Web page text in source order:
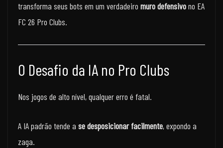
transforma seus bots em um verdadeiro muro defensivono EA
FC 26 Pro Clubs.
O Desafio da IA no Pro Clubs
Nos jogos de alto nível, qualquer erro é fatal.
A IA padrão tende a se desposicionar facilmente, expondo a
zaga.